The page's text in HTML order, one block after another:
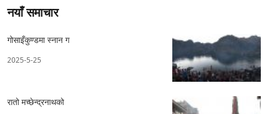
नयाँ समाचार
गोसाइँकुण्डमा स्नान ग
2025-5-25
रातो मच्छेन्द्रनाथको